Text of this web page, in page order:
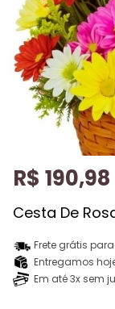
R$ 190,98
Cesta De
Frete grátis
Entregamos
Em até 3x sem